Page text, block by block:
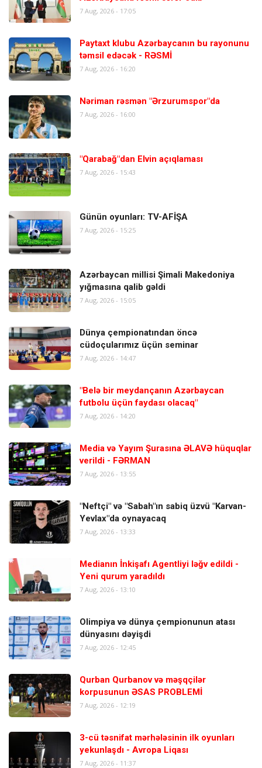
7 Aug, 2026 - 17:05
Paytaxt klubu Azərbaycanın bu rayonunu
təmsil edəcək - RƏSMİ
7 Aug, 2026 - 16:20
Nəriman rəsmən "Ərzurumspor"da
7 Aug, 2026 - 16:00
"Qarabağ"dan Elvin açıqlaması
7 Aug, 2026 - 15:43
Günün oyunları: TV-AFİŞA
7 Aug, 2026 - 15:25
Azərbaycan millisi Şimali Makedoniya
yığmasına qalib gəldi
7 Aug, 2026 - 15:05
Dünya çempionatından öncə
cüdoçularımız üçün seminar
7 Aug, 2026 - 14:47
"Belə bir meydançanın Azərbaycan
futbolu üçün faydası olacaq"
7 Aug, 2026 - 14:20
Media və Yayım Şurasına ƏLAVƏ hüquqlar
verildi - FƏRMAN
7 Aug, 2026 - 13:55
"Neftçi" və "Sabah"ın sabiq üzvü "Karvan-
Yevlax"da oynayacaq
7 Aug, 2026 - 13:33
Medianın İnkişafı Agentliyi ləğv edildi -
Yeni qurum yaradıldı
7 Aug, 2026 - 13:10
Olimpiya və dünya çempionunun atası
dünyasını dəyişdi
7 Aug, 2026 - 12:45
Qurban Qurbanov və məşqçilər
korpusunun ƏSAS PROBLEMİ
7 Aug, 2026 - 12:19
3-cü təsnifat mərhələsinin ilk oyunları
yekunlaşdı - Avropa Liqası
7 Aug, 2026 - 11:37